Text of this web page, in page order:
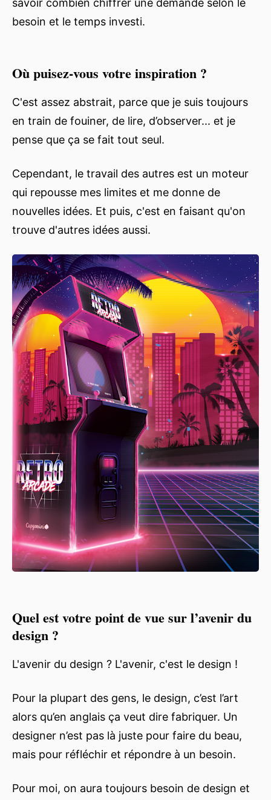
savoir combien chiffrer une demande selon le
besoin et le temps investi.
Où puisez-vous votre inspiration ?
C'est assez abstrait, parce que je suis toujours
en train de fouiner, de lire, d’observer... et je
pense que ça se fait tout seul.
Cependant, le travail des autres est un moteur
qui repousse mes limites et me donne de
nouvelles idées. Et puis, c'est en faisant qu'on
trouve d'autres idées aussi.
Quel est votre point de vue sur l’avenir du
design ?
L'avenir du design ? L'avenir, c'est le design !
Pour la plupart des gens, le design, c’est l’art
alors qu’en anglais ça veut dire fabriquer. Un
designer n’est pas là juste pour faire du beau,
mais pour réfléchir et répondre à un besoin.
Pour moi, on aura toujours besoin de design et